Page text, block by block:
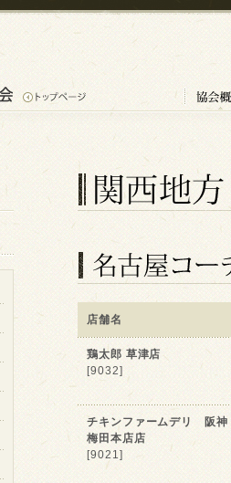
店舗名
鶏太郎 草津店
[9032]
チキンファームデリ 阪神
梅田本店店
[9021]